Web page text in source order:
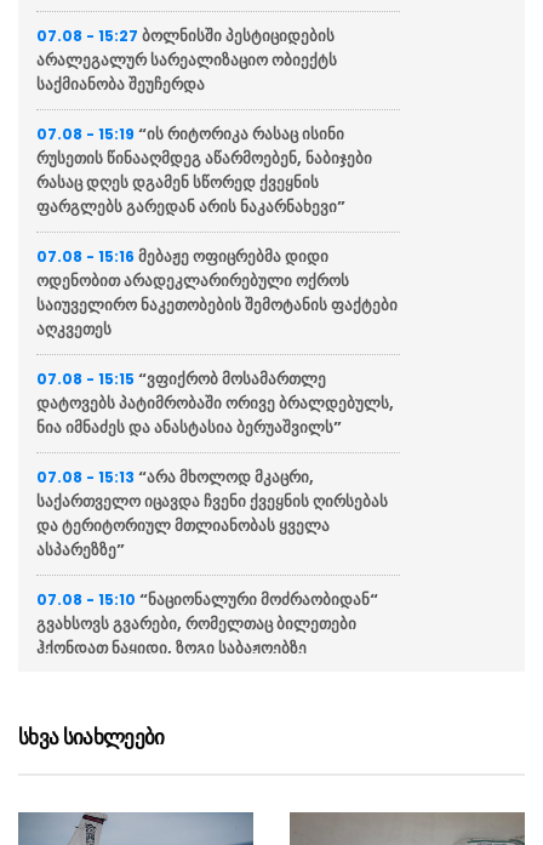
07.08 - 15:27 ბოლნისში პესტიციდების
არალეგალურ სარეალიზაციო ობიექტს
საქმიანობა შეუჩერდა
07.08 - 15:19 “ის რიტორიკა რასაც ისინი
რუსეთის წინააღმდეგ აწარმოებენ, ნაბიჯები
რასაც დღეს დგამენ სწორედ ქვეყნის
ფარგლებს გარედან არის ნაკარნახევი”
07.08 - 15:16 მებაჟე ოფიცრებმა დიდი
ოდენობით არადეკლარირებული ოქროს
საიუველირო ნაკეთობების შემოტანის ფაქტები
აღკვეთეს
07.08 - 15:15 “ვფიქრობ მოსამართლე
დატოვებს პატიმრობაში ორივე ბრალდებულს,
ნია იმნაძეს და ანასტასია ბერუაშვილს”
07.08 - 15:13 “არა მხოლოდ მკაცრი,
საქართველო იცავდა ჩვენი ქვეყნის ღირსებას
და ტერიტორიულ მთლიანობას ყველა
ასპარეზზე”
07.08 - 15:10 “ნაციონალური მოძრაობიდან“
გვახსოვს გვარები, რომელთაც ბილეთები
ჰქონდათ ნაყიდი, ზოგი საბაჟოებზე
07.08 - 15:07
“მე არასდროს მახსოვს, მე
პირადად ან ჩემს ირგვლივ რბილი
სხვა სიახლეები